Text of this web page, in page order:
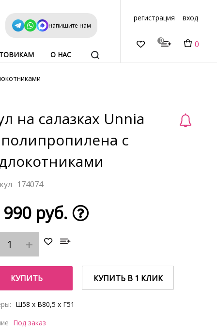
напишите нам
О НАС
регистрация вход
0 0
на салазках Unnia
с
174074
990 руб.
КУПИТЬ КУПИТЬ В 1 КЛИК
Ш58 x В80,5 x Г51
Под заказ